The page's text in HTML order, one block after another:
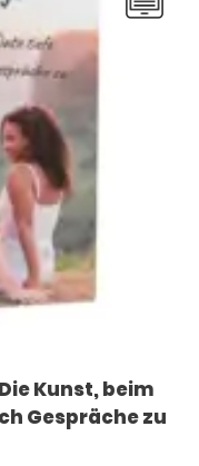
Kunst, beim
Gespräche zu